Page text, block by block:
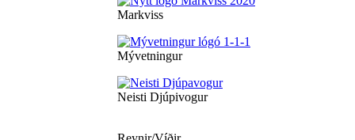
Markviss
Mývetningur
Neisti Djúpivogur